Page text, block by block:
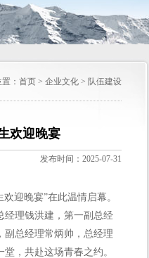
： 首页 > 企业文化 > 队伍建设
欢迎晚宴
发布时间：2025-07-31
迎晚宴”在此温情启幕。
经理钱洪建，第一副总经
副总经理常炳帅，总经理
，共赴这场青春之约。